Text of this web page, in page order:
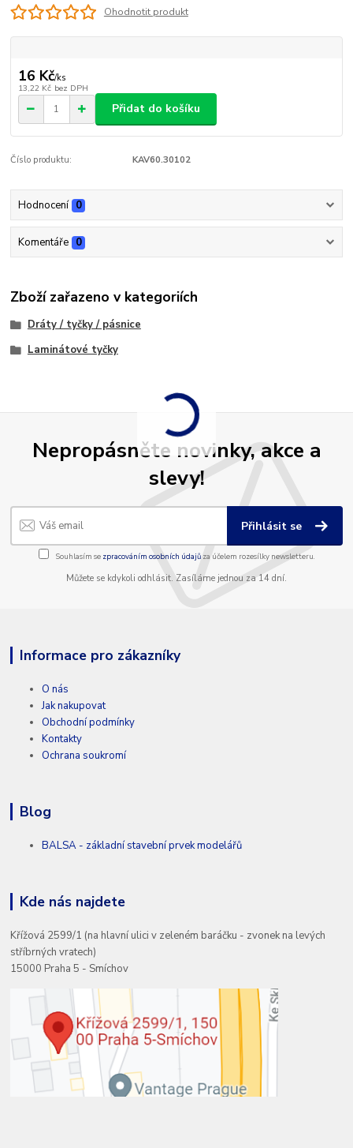
Ohodnotit produkt
16 Kč/ks
13,22 Kč bez DPH
Přidat do košíku
Číslo produktu: KAV60.30102
Hodnocení 0
Komentáře 0
Zboží zařazeno v kategoriích
Dráty / tyčky / pásnice
Laminátové tyčky
Nepropásněte novinky, akce a
slevy!
Přihlásit se
Souhlasím se zpracováním osobních údajůza účelem rozesílky newsletteru.
Můžete se kdykoli odhlásit. Zasíláme jednou za 14 dní.
Informace pro zákazníky
O nás
Jak nakupovat
Obchodní podmínky
Kontakty
Ochrana soukromí
Blog
BALSA - základní stavební prvek modelářů
Kde nás najdete
Křížová 2599/1 (na hlavní ulici v zeleném baráčku - zvonek na levých
stříbrných vratech)
15000 Praha 5 - Smíchov